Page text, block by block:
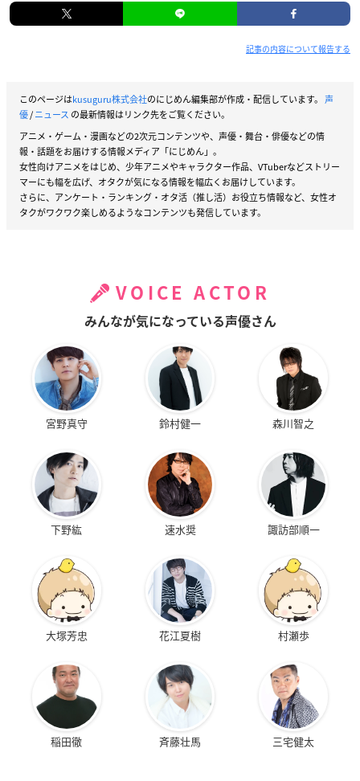
記事の内容について報告する
このページはkusuguru株式会社のにじめん編集部が作成・配信しています。 声
優/ニュース の最新情報はリンク先をご覧ください。
アニメ・ゲーム・漫画などの2次元コンテンツや、声優・舞台・俳優などの情
報・話題をお届けする情報メディア「にじめん」。
女性向けアニメをはじめ、少年アニメやキャラクター作品、VTuberなどストリー
マーにも幅を広げ、オタクが気になる情報を幅広くお届けしています。
さらに、アンケート・ランキング・オタ活（推し活）お役立ち情報など、女性オ
タクがワクワク楽しめるようなコンテンツも発信しています。
VOICE ACTOR
みんなが気になっている声優さん
宮野真守 鈴村健一 森川智之
下野紘 速水奨 諏訪部順一
大塚芳忠 花江夏樹 村瀬歩
稲田徹 斉藤壮馬 三宅健太